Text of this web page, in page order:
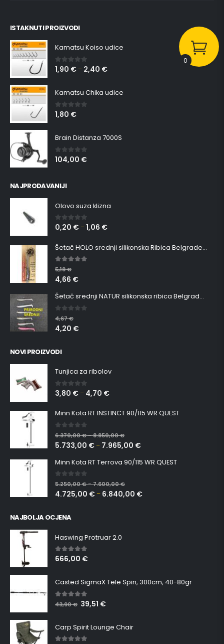
ISTAKNUTI PROIZVODI
Kamatsu Koiso udice
0 out of 5
1,90 € – 2,40 €
Kamatsu Chika udice
0 out of 5
1,80 €
Brain Distanza 7000S
0out of 5
104,00 €
NAJPRODAVANIJI
Olovo suza klizna
0 out of 5
0,20 € –1,06 €
Šetač HOLO srednji silikonska Ribica Belgrade Walker
5.00out of 5
5,18€
4,66 €
Šetač srednji NATUR silikonska ribica Belgrade Walker
0 out of 5
4,67€
4,20 €
NOVI PROIZVODI
Tunjica za ribolov
0 out of 5
3,80 € – 4,70 €
Minn Kota RT INSTINCT 90/115 WR QUEST
0 out of 5
6.370,00€–8.850,00€
5.733,00 € – 7.965,00 €
Minn Kota RT Terrova 90/115 WR QUEST
0 out of 5
5.250,00€–7.600,00€
4.725,00 € – 6.840,00 €
NAJBOLJA OCJENA
Haswing Protruar 2.0
5.00 out of 5
666,00 €
Casted SigmaX Tele Spin, 300cm, 40-80gr
5.00 out of 5
43,90€ 39,51 €
Carp Spirit Lounge Chair
0